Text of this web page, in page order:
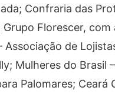
Confraria das
Florescer, com
de
Mulheres do Brasil
Palomares; Ceará